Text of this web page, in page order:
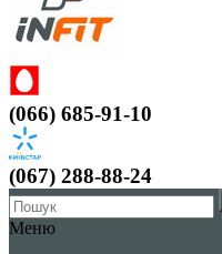
(066) 685-91-10
(067) 288-88-24
Меню